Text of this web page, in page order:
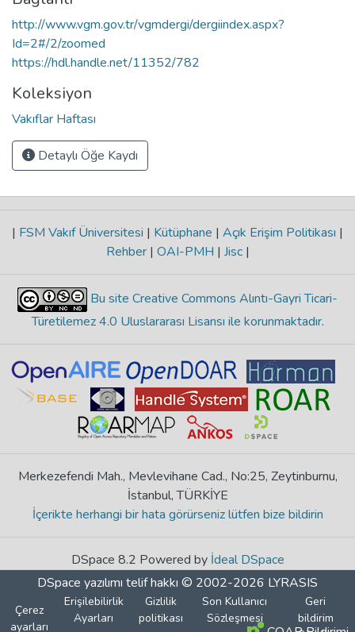
http://www.vgm.gov.tr/vgmdergi/dergiindex.aspx?
Id=2#/2/zoomed
https://hdl.handle.net/11352/782
Koleksiyon
Vakıflar Haftası
Detaylı Öğe Kaydı
| FSM Vakıf Üniversitesi | Kütüphane | Açık Erişim Politikası |
Rehber | OAI-PMH | Jisc |
Bu site Creative Commons Alıntı-Gayri Ticari-
Türetilemez 4.0 Uluslararası Lisansı ile korunmaktadır.
Merkezefendi Mah., Mevlevihane Cad., No:25, Zeytinburnu,
İstanbul, TÜRKİYE
İçerikte herhangi bir hata görürseniz lütfen bize bildirin
DSpace 8.2 Powered by İdeal DSpace
DSpace yazılımı telif hakkı © 2002-2026 LYRASIS
Çerez
ayarları
Erişilebilirlik
Ayarları
Gizlilik
politikası
Son Kullanıcı
Sözleşmesi
Geri
bildirim